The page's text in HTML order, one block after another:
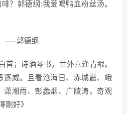
？郭德纲:我爱喝鸭血粉丝汤。
——郭德纲
首；诗酒琴书，世外喜逢青眼。
逐威。且看沧海日、赤城霞、峨
潇湘雨、彭蠡烟、广陵涛，奇观
刚好》